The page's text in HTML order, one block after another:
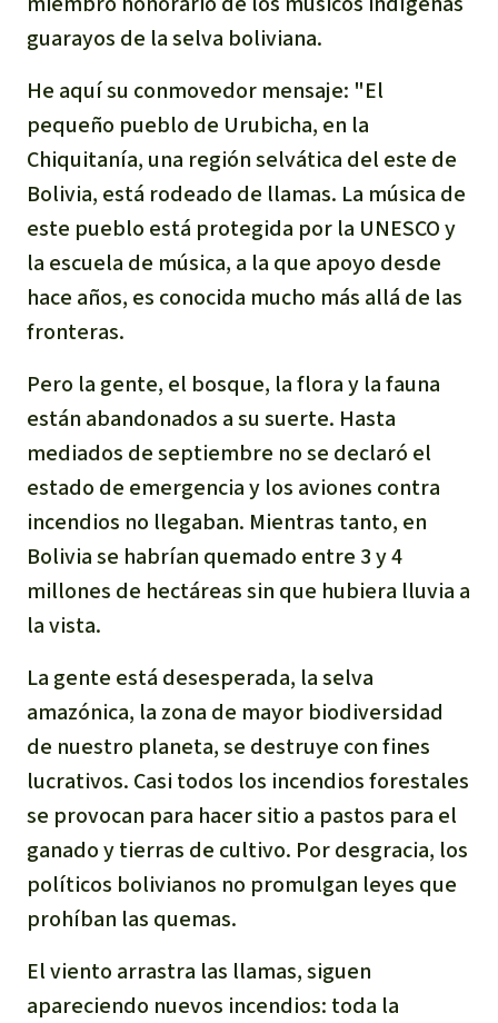
guarayos de la selva boliviana.
He aquí su conmovedor mensaje: "El
pequeño pueblo de Urubicha, en la
Chiquitanía, una región selvática del este de
Bolivia, está rodeado de llamas. La música de
este pueblo está protegida por la UNESCO y
la escuela de música, a la que apoyo desde
hace años, es conocida mucho más allá de las
fronteras.
Pero la gente, el bosque, la flora y lafauna
están abandonados a su suerte. Hasta
mediados de septiembre no se declaró el
estado de emergencia y los aviones contra
incendios no llegaban. Mientras tanto, en
Bolivia se habrían quemado entre 3 y 4
millones de hectáreas sin que hubiera lluvia a
la vista.
La gente está desesperada, la selva
amazónica, la zona de mayor biodiversidad
de nuestro planeta, se destruye con fines
lucrativos. Casi todos los incendios forestales
se provocan para hacer sitio a pastos para el
ganado y tierras de cultivo. Por desgracia, los
políticos bolivianos no promulgan leyes que
prohíban las quemas.
El viento arrastra las llamas, siguen
apareciendo nuevos incendios: toda la